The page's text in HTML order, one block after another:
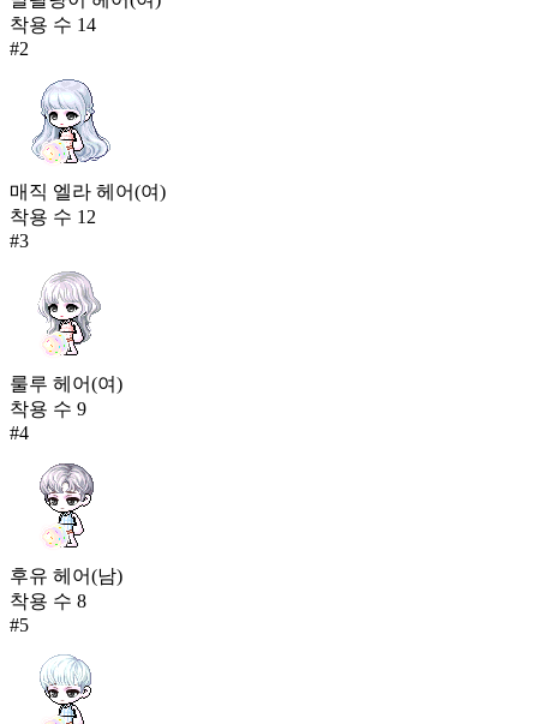
착용 수 14
#2
매직 엘라 헤어(여)
착용 수 12
#3
룰루 헤어(여)
착용 수 9
#4
후유 헤어(남)
착용 수 8
#5